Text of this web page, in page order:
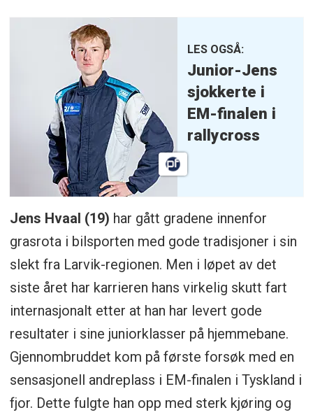
LES OGSÅ:
Junior-Jens
sjokkerte i
EM-finalen i
rallycross
Jens Hvaal (19) har gått gradene innenfor
grasrota i bilsporten med gode tradisjoner i sin
slekt fra Larvik-regionen. Men i løpet av det
siste året har karrieren hans virkelig skutt fart
internasjonalt etter at han har levert gode
resultater i sine juniorklasser på hjemmebane.
Gjennombruddet kom på første forsøk med en
sensasjonell andreplass i EM-finalen i Tyskland i
fjor. Dette fulgte han opp med sterk kjøring og